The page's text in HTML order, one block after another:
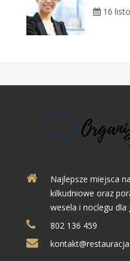
16
Najlepsze miejsca
kilkudniowe oraz
wesela i noclegu dla
802 136 459